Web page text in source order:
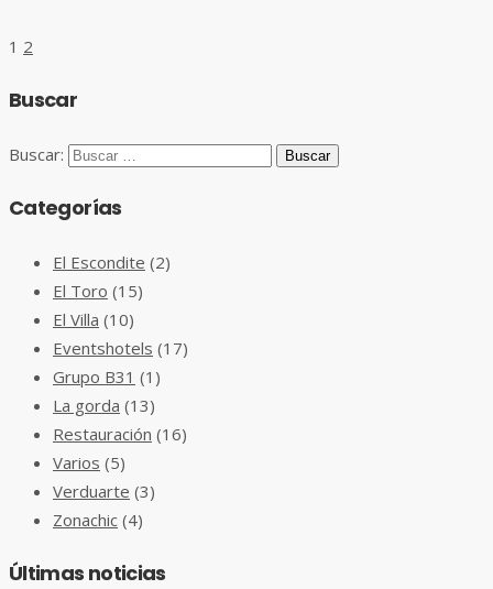
1 2
Buscar
Buscar:
Categorías
El Escondite (2)
El Toro (15)
El Villa (10)
Eventshotels (17)
Grupo B31 (1)
La gorda (13)
Restauración (16)
Varios (5)
Verduarte (3)
Zonachic (4)
Últimas noticias